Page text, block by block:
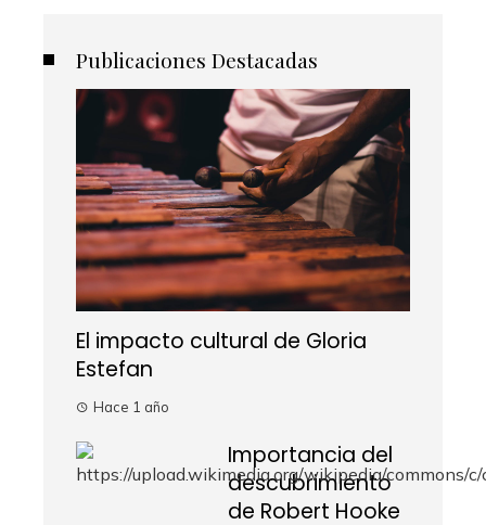
Publicaciones Destacadas
El impacto cultural de Gloria
Estefan
Hace 1 año
Importancia del
descubrimiento
de Robert Hooke